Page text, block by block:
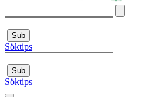
Sub
Söktips
Sub
Söktips